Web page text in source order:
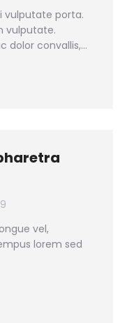
vulputate porta.
vulputate.
dolor convallis,…
vel,
lorem sed